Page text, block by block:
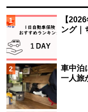
1
【
ング｜
2
車中泊
一人旅